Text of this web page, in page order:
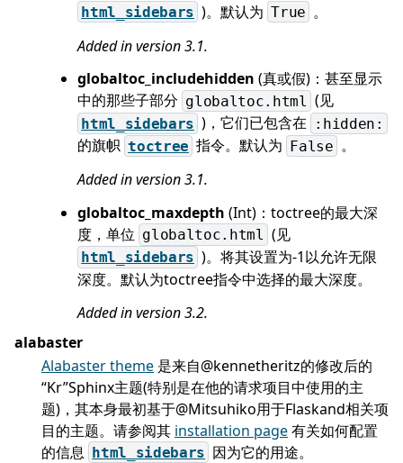
html_sidebars )。默认为 True 。
Added in version 3.1.
globaltoc_includehidden (真或假)：甚至显示
中的那些子部分 globaltoc.html (见
html_sidebars )，它们已包含在 :hidden:
的旗帜 toctree 指令。默认为 False 。
Added in version 3.1.
globaltoc_maxdepth (Int)：toctree的最大深
度，单位 globaltoc.html (见
html_sidebars )。将其设置为-1以允许无限
深度。默认为toctree指令中选择的最大深度。
Added in version 3.2.
alabaster
Alabaster theme 是来自@kennetheritz的修改后的
“Kr”Sphinx主题(特别是在他的请求项目中使用的主
题)，其本身最初基于@Mitsuhiko用于Flaskand相关项
目的主题。请参阅其 installation page有关如何配置
的信息 html_sidebars 因为它的用途。